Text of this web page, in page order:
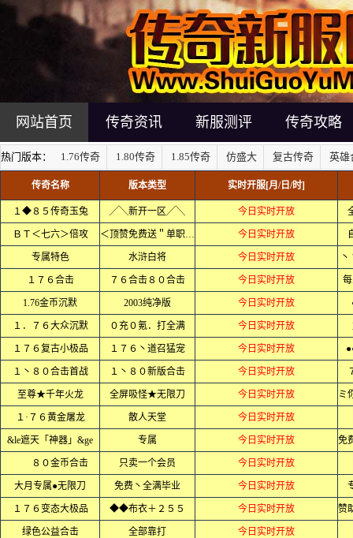
网站首页 传奇资讯 新服测评 传奇攻略
热门版本： 1.76传奇 1.80传奇 1.85传奇 仿盛大 复古传奇 英雄
传奇名称 版本类型 实时开服[月/日/时]
１◆８５传奇玉兔 ╱╲新开一区╱╲ 今日实时开放
ＢＴ＜七六＞倍攻 ＜顶赞免费送＂单职业＞ 今日实时开放
专属特色 水浒白将 今日实时开放
１７６合击 ７６合击８０合击 今日实时开放
1.76金币沉默 2003纯净版 今日实时开放
１．７６大众沉默 ０充０氪．打全满 今日实时开放
１７６复古小极品 １７６丶道召猛宠 今日实时开放
１丶８０合击首战 １丶８０新版合击 今日实时开放
至尊★千年火龙 全屏吸怪★无限刀 今日实时开放
１·７６黄金屠龙 散人天堂 今日实时开放
&le遮天「神器」&ge 专属 今日实时开放
８０金币合击 只卖一个会员 今日实时开放
大月专属●无限刀 免费丶全满毕业 今日实时开放
１７６变态大极品 ◆◆布衣＋２５５ 今日实时开放
绿色公益合击 全部靠打 今日实时开放